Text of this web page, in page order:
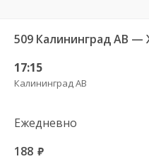
17:15
Калининград АВ
Ежедневно
188 руб.